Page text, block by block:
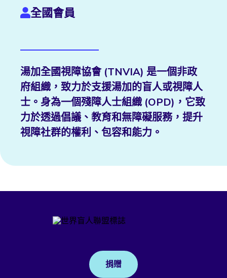
全國會員
湯加全國視障協會 (TNVIA) 是一個非政
府組織，致力於支援湯加的盲人或視障人
士。身為一個殘障人士組織 (OPD)，它致
力於透過倡議、教育和無障礙服務，提升
視障社群的權利、包容和能力。
捐贈